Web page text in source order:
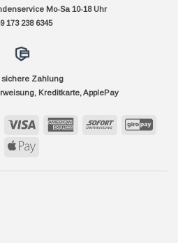
Mo-Sa 10-18 Uhr
173 238 6345
sichere Zahlung
Kreditkarte, ApplePay
MasterCard Visa
AmericanSofort
Apple